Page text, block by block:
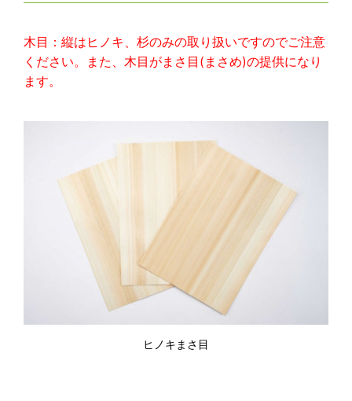
木目：縦はヒノキ、杉のみの取り扱いですのでご注意
ください。また、木目がまさ目(まさめ)の提供になり
ます。
ヒノキまさ目